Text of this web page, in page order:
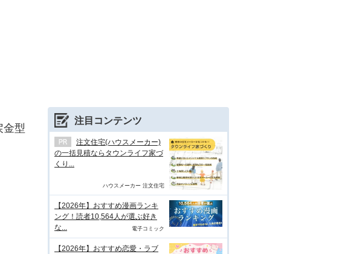
型
注目コンテンツ
注文住宅(ハウスメーカー)
の一括見積ならタウンライフ家づ
くり...
ハウスメーカー 注文住宅
【2026年】おすすめ漫画ランキ
ング！読者10,564人が選ぶ好き
な...
電子コミック
【2026年】おすすめ恋愛・ラブ